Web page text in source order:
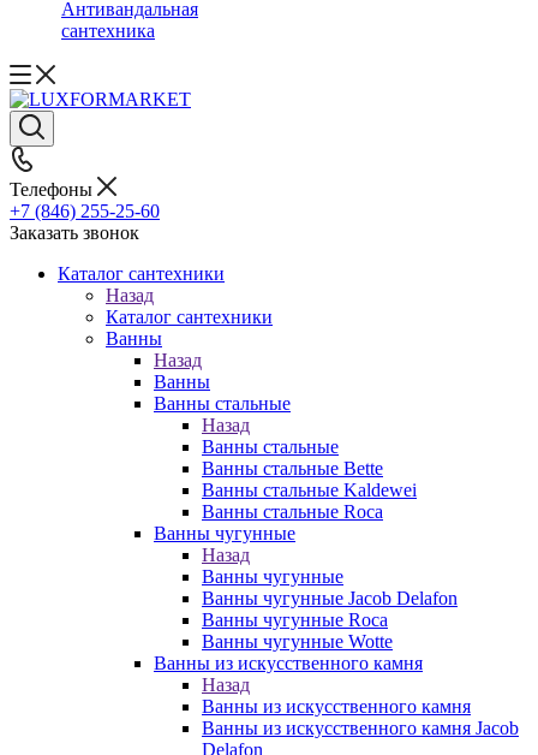
Антивандальная
сантехника
Телефоны
+7 (846) 255-25-60
Заказать звонок
Каталог сантехники
Назад
Каталог сантехники
Ванны
Назад
Ванны
Ванны стальные
Назад
Ванны стальные
Ванны стальные Bette
Ванны стальные Kaldewei
Ванны стальные Roca
Ванны чугунные
Назад
Ванны чугунные
Ванны чугунные Jacob Delafon
Ванны чугунные Roca
Ванны чугунные Wotte
Ванны из искусственного камня
Назад
Ванны из искусственного камня
Ванны из искусственного камня Jacob
Delafon